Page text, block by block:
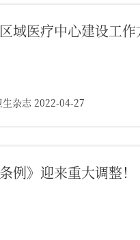
域医疗中心建设工
杂志 2022-04-27
例》迎来重大调整！